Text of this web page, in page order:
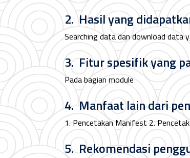
2. Hasil yang
Searching data dan download data
3. Fitur spesifik yang
Pada bagian module
4. Manfaat lain dari
1. Pencetakan Manifest 2.
5. Rekomendasi